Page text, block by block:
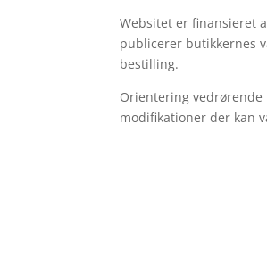
Websitet er finansieret
publicerer butikkernes
bestilling.
Orientering
modifikationer der kan